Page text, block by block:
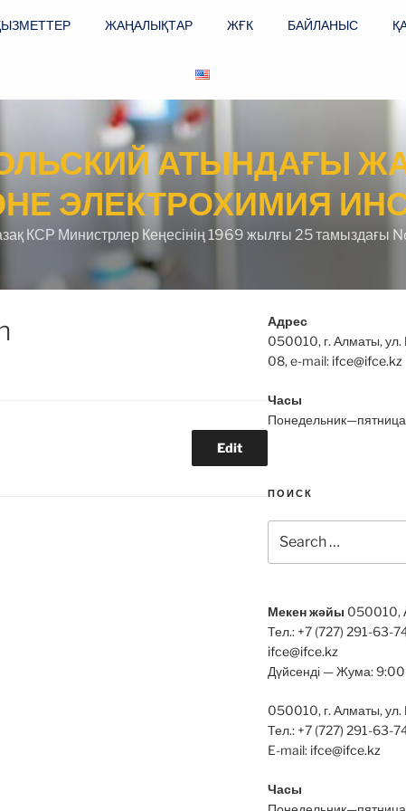
АТЫНДАҒЫ
ЭЛЕКТРОХИМИЯ
КСР Министрлер Кеңесінің 1969 жылғы 25 тамыздағы
ЖАҢАЛЫҚТАР ЖҒК БАЙЛАНЫС
Edit"Email Verification"
Адрес
050010, г. Алматы, ул.
08, e-mail: ifce@ifce.kz
Часы
ПОИСК
for:
Мекен жәйы 050010,
Тел.: +7 (727) 291-63-
ifce@ifce.kz
Дүйсенді — Жума:
050010, г. Алматы, ул.
Тел.: +7 (727) 291-63-
E-mail: ifce@ifce.kz
Часы